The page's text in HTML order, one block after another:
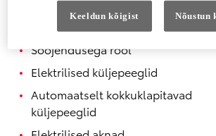
Helisüsteemi juhtnupud roolil
Soojendusega rool
Elektrilised küljepeeglid
Automaatselt kokkuklapitavad
küljepeeglid
Keeldun kõigist Nõustun